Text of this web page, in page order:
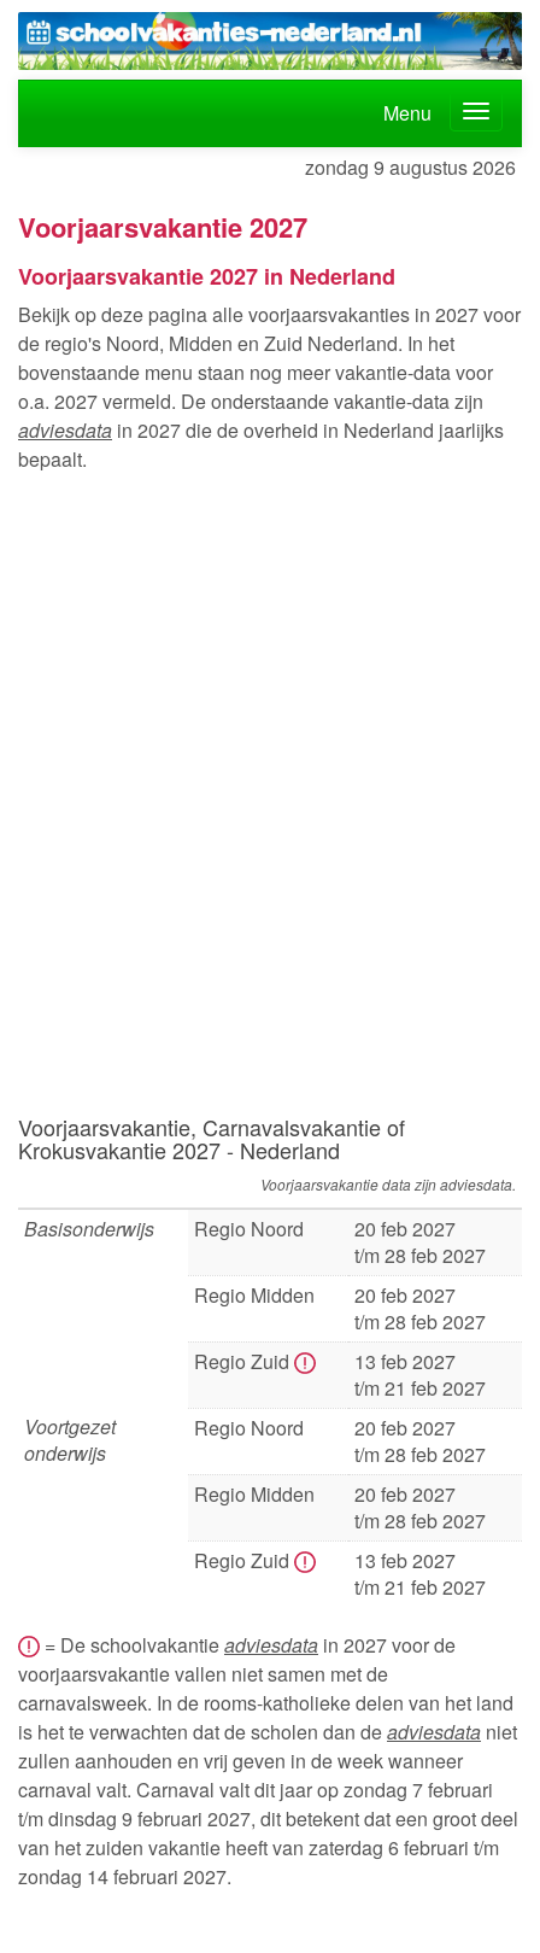
Menu
zondag 9 augustus 2026
Voorjaarsvakantie 2027
Voorjaarsvakantie 2027 in Nederland
Bekijk op deze pagina alle voorjaarsvakanties in 2027 voor
de regio's Noord, Midden en Zuid Nederland. In het
bovenstaande menu staan nog meer vakantie-data voor
o.a. 2027 vermeld. De onderstaande vakantie-data zijn
adviesdata in 2027 die de overheid in Nederland jaarlijks
bepaalt.
Voorjaarsvakantie, Carnavalsvakantie of
Krokusvakantie 2027 - Nederland
Voorjaarsvakantie data zijn adviesdata.
Basisonderwijs Regio Noord
20 feb 2027
t/m 28 feb 2027
Regio Midden
20 feb 2027
t/m 28 feb 2027
Regio Zuid
13 feb 2027
t/m 21 feb 2027
Voortgezet
onderwijs
Regio Noord
20 feb 2027
t/m 28 feb 2027
Regio Midden
20 feb 2027
t/m 28 feb 2027
Regio Zuid
13 feb 2027
t/m 21 feb 2027
= De schoolvakantieadviesdata in 2027 voor de
voorjaarsvakantie vallen niet samen met de
carnavalsweek. In de rooms-katholieke delen van het land
is het te verwachten dat de scholen dan deadviesdata niet
zullen aanhouden en vrij geven in de week wanneer
carnaval valt. Carnaval valt dit jaar op zondag 7 februari
t/m dinsdag 9 februari 2027, dit betekent dat een groot deel
van het zuiden vakantie heeft van zaterdag 6 februari t/m
zondag 14 februari 2027.